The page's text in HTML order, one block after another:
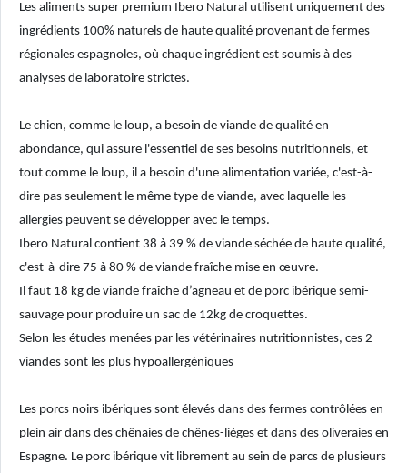
Les aliments super premium Ibero Natural utilisent uniquement des
ingrédients 100% naturels de haute qualité provenant de fermes
régionales espagnoles, où chaque ingrédient est soumis à des
analyses de laboratoire strictes.
Le chien, comme le loup, a besoin de viande de qualité en
abondance, qui assure l'essentiel de ses besoins nutritionnels, et
tout comme le loup, il a besoin d'une alimentation variée, c'est-à-
dire pas seulement le même type de viande, avec laquelle les
allergies peuvent se développer avec le temps.
Ibero Natural contient 38 à 39 % de viande séchée de haute qualité,
c'est-à-dire 75 à 80 % de viande fraîche mise en œuvre.
Il faut 18 kg de viande fraîche d’agneau et de porc ibérique semi-
sauvage pour produire un sac de 12kg de croquettes.
Selon les études menées par les vétérinaires nutritionnistes, ces 2
viandes sont les plus hypoallergéniques
Les porcs noirs ibériques sont élevés dans des fermes contrôlées en
plein air dans des chênaies de chênes-lièges et dans des oliveraies en
Espagne. Le porc ibérique vit librement au sein de parcs de plusieurs